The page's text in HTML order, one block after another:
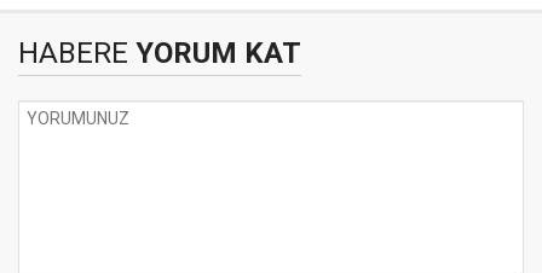
HABERE YORUM KAT